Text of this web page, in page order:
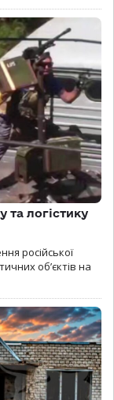
та логістику
російської
об’єктів на